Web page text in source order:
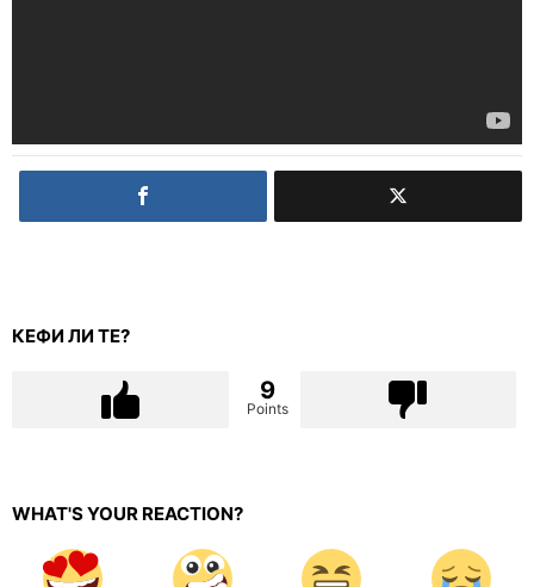
КЕФИ ЛИ ТЕ?
9
Points
WHAT'S YOUR REACTION?